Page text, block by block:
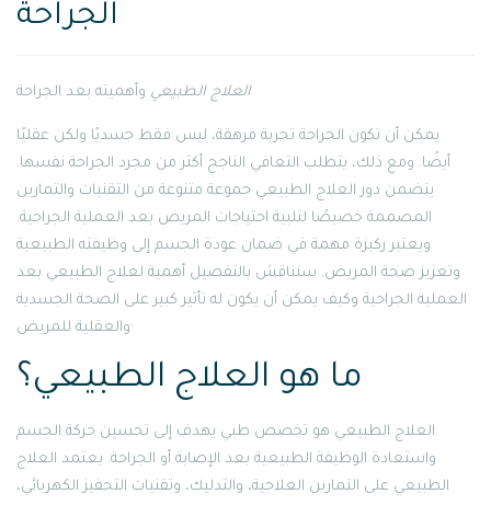
الجراحة
العلاج الطبيعي وأهميته بعد الجراحة
يمكن أن تكون الجراحة تجربة مرهقة، ليس فقط جسديًا ولكن عقليًا
أيضًا. ومع ذلك، يتطلب التعافي الناجح أكثر من مجرد الجراحة نفسها.
يتضمن دور العلاج الطبيعي جموعة متنوعة من التقنيات والتمارين
المصممة خصيصًا لتلبية احتياجات المريض بعد العملية الجراحية.
ويعتبر ركيزة مهمة في ضمان عودة الجسم إلى وظيفته الطبيعية
وتعزيز صحة المريض. سنناقش بالتفصيل أهمية لعلاج الطبيعي بعد
العملية الجراحية وكيف يمكن أن يكون له تأثير كبير على الصحة الجسدية
والعقلية للمريض·
ما هو العلاج الطبيعي؟
العلاج الطبيعي هو تخصص طبي يهدف إلى تحسين حركة الجسم
واستعادة الوظيفة الطبيعية بعد الإصابة أو الجراحة. يعتمد العلاج
الطبيعي على التمارين العلاجية، والتدليك، وتقنيات التحفيز الكهربائي،